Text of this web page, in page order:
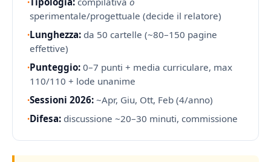
sperimentale/progettuale (decide il relatore)
·Lunghezza: da 50 cartelle (~80–150 pagine
effettive)
·Punteggio: 0–7 punti + media curriculare, max
110/110 + lode unanime
·Sessioni 2026: ~Apr, Giu, Ott, Feb (4/anno)
·Difesa: discussione ~20–30 minuti, commissione